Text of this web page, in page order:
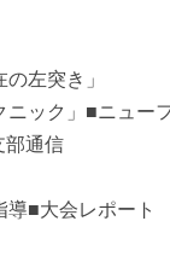
左突き」
ック」 ■ニュー
部通信
導■大会レポート